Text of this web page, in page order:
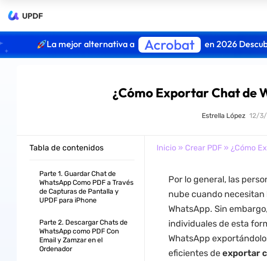
UPDF
La mejor alternativa a Acrobat en 2026
¿Cómo Exportar Chat de
Estrella López 12/
Tabla de contenidos
Parte 1. Guardar Chat de
WhatsApp Como PDF a Través
de Capturas de Pantalla y
UPDF para iPhone
Parte 2. Descargar Chats de
WhatsApp como PDF Con
Email y Zamzar en el
Ordenador
Inicio» Crear PDF» ¿Cómo
Por lo general, las
nube cuando
WhatsApp. Sin
individuales de esta
WhatsApp
eficientes deexportar